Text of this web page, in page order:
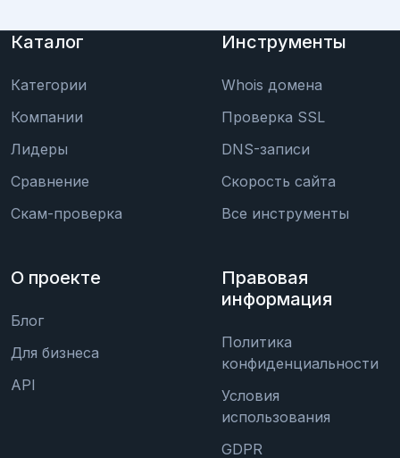
Каталог
Категории
Компании
Лидеры
Сравнение
Скам-проверка
Инструменты
Whois домена
Проверка SSL
DNS-записи
Скорость сайта
Все инструменты
О проекте
Блог
Для бизнеса
API
Правовая
информация
Политика
конфиденциальности
Условия
использования
GDPR